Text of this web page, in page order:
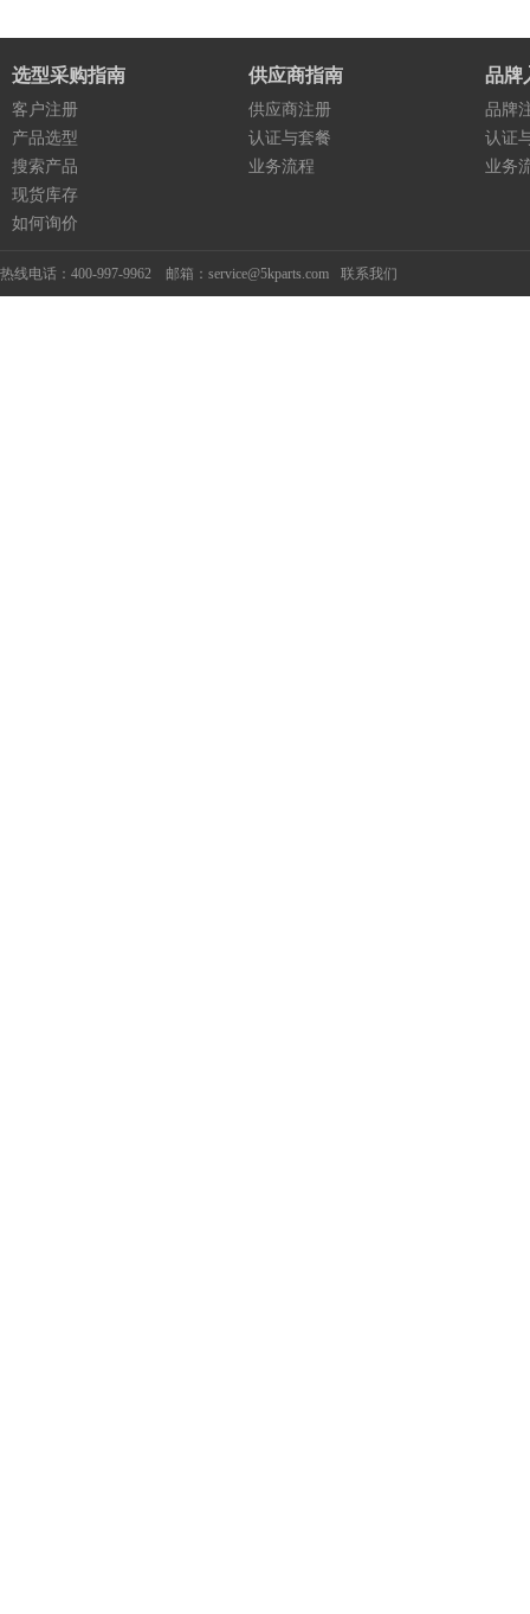
选型采购指南
客户注册
产品选型
搜索产品
现货库存
如何询价
供应商指南
供应商注册
认证与套餐
业务流程
品牌
品牌
认证
业务
热线电话：400-997-9962 邮箱：service@5kparts.com 联系我们